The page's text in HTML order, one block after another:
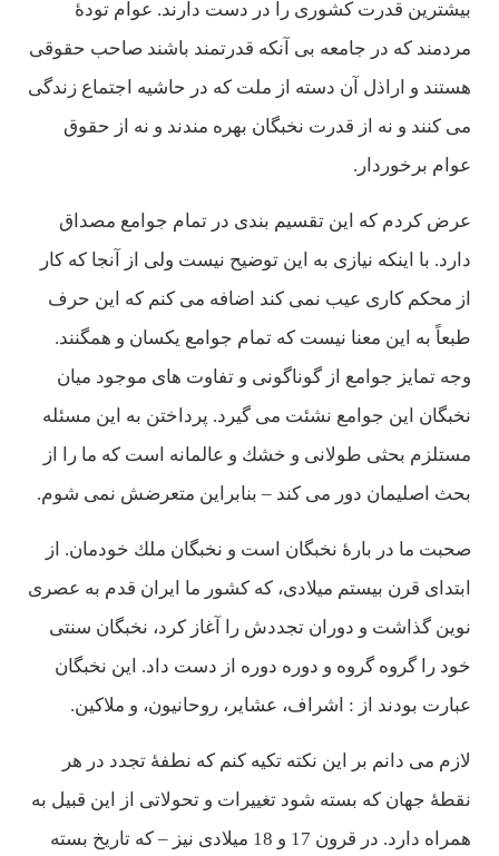
بيشترين قدرت كشوری را در دست دارند. عوام تودۀ
مردمند كه در جامعه بی آنكه قدرتمند باشند صاحب حقوقی
هستند و اراذل آن دسته از ملت كه در حاشيه اجتماع زندگی
می كنند و نه از قدرت نخبگان بهره مندند و نه از حقوق
عوام برخوردار.
عرض كردم كه اين تقسيم بندی در تمام جوامع مصداق
دارد. با اينكه نيازی به اين توضيح نيست ولی از آنجا كه كار
از محكم كاری عيب نمی كند اضافه می كنم كه اين حرف
طبعاً به اين معنا نيست كه تمام جوامع يكسان و همگنند.
وجه تمايز جوامع از گوناگونی و تفاوت های موجود ميان
نخبگان اين جوامع نشئت می گيرد. پرداختن به اين مسئله
مستلزم بحثی طولانی و خشك و عالمانه است كه ما را از
بحث اصليمان دور می كند – بنابراين متعرضش نمی شوم.
صحبت ما در بارۀ نخبگان است و نخبگان ملك خودمان. از
ابتدای قرن بيستم ميلادی، كه كشور ما ايران قدم به عصری
نوين گذاشت و دوران تجددش را آغاز كرد، نخبگان سنتی
خود را گروه گروه و دوره دوره از دست داد. اين نخبگان
عبارت بودند از : اشراف، عشاير، روحانيون، و ملاكين.
لازم می دانم بر اين نكته تكيه كنم كه نطفۀ تجدد در هر
نقطۀ جهان كه بسته شود تغييرات و تحولاتی از اين قبيل به
همراه دارد. در قرون 17 و 18 ميلادی نيز – كه تاريخ بسته